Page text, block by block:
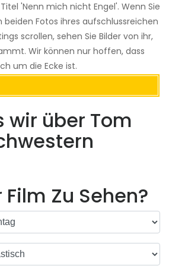
'Nenn mich nicht Engel'. Wenn Sie
Fotos ihres aufschlussreichen
scrollen, sehen Sie Bilder von ihr,
Wir können nur hoffen, dass
um die Ecke ist.
wir über Tom
Zu Sehen?